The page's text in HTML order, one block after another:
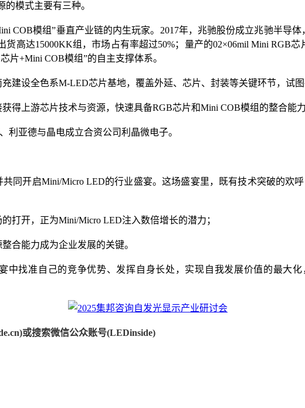
模式主要有三种。
COB模组”垂直产业链的内生玩家。2017年，兆驰股份成立兆驰半导
达15000KK组，市场占有率超过50%；量产的02×06mil Mini RGB芯
片+Mini COB模组”的自主支撑体系。
建设全色系M-LED芯片基地，覆盖外延、芯片、封装等关键环节，试
得上游芯片技术与资源，快速具备RGB芯片和Mini COB模组的整合能力
利亚德与晶电成立合资公司利晶微电子。
同开启Mini/Micro LED的行业盛宴。这场盛宴里，既有技术突破的欢
打开，正为Mini/Micro LED注入数倍增长的潜力；
合能力成为企业发展的关键。
中找准自己的竞争优势、发挥自身长处，实现自我发展价值的最大
或搜索微信公众账号(LEDinside)